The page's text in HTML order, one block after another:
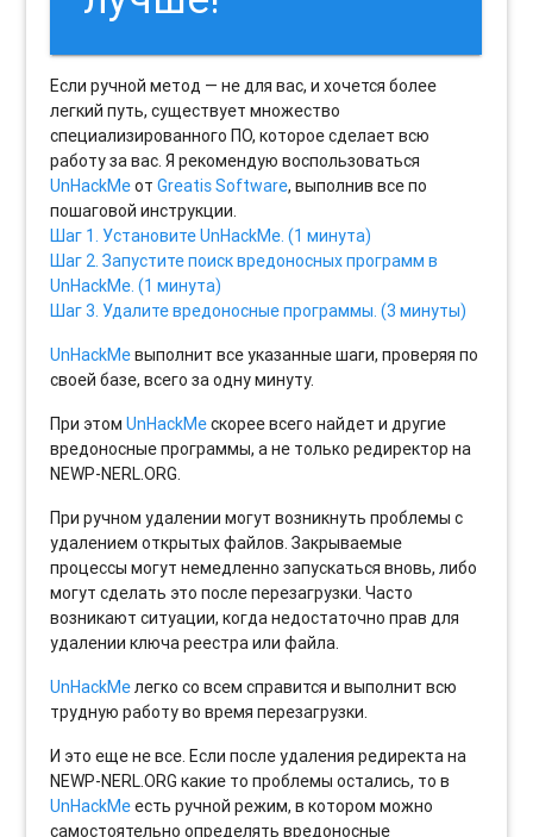
Если ручной метод — не для вас, и хочется более
легкий путь, существует множество
специализированного ПО, которое сделает всю
работу за вас. Я рекомендую воспользоваться
UnHackMeотGreatis Software, выполнив все по
пошаговой инструкции.
Шаг 1. Установите UnHackMe. (1 минута)
Шаг 2. Запустите поиск вредоносных программ в
UnHackMe. (1 минута)
Шаг 3. Удалите вредоносные программы. (3 минуты)
UnHackMeвыполнит все указанные шаги, проверяя по
своей базе, всего за одну минуту.
При этомUnHackMeскорее всего найдет и другие
вредоносные программы, а не только редиректор на
NEWP-NERL.ORG.
При ручном удалении могут возникнуть проблемы с
удалением открытых файлов. Закрываемые
процессы могут немедленно запускаться вновь, либо
могут сделать это после перезагрузки. Часто
возникают ситуации, когда недостаточно прав для
удалении ключа реестра или файла.
UnHackMeлегко со всем справится и выполнит всю
трудную работу во время перезагрузки.
И это еще не все. Если после удаления редиректа на
NEWP-NERL.ORG какие то проблемы остались, то в
UnHackMeесть ручной режим, в котором можно
самостоятельно определять вредоносные